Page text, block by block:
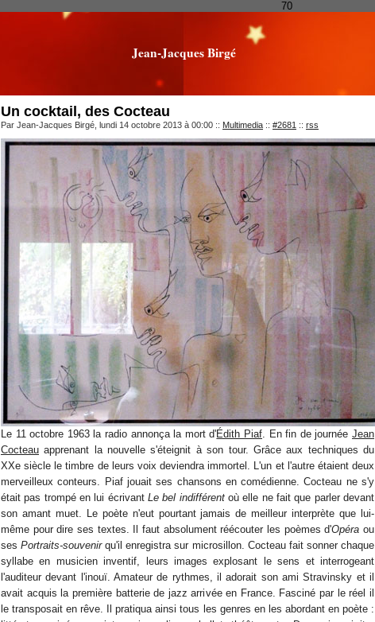
70
Jean-Jacques Birgé
Un cocktail, des Cocteau
Par Jean-Jacques Birgé, lundi 14 octobre 2013 à 00:00 :: Multimedia :: #2681 :: rss
Le 11 octobre 1963 la radio annonça la mort d'Édith Piaf . En fin de journéeJean
Cocteau apprenant la nouvelle s'éteignit à son tour. Grâce aux techniques du
XXe siècle le timbre de leurs voix deviendra immortel. L'un et l'autre étaient deux
merveilleux conteurs. Piaf jouait ses chansons en comédienne. Cocteau ne s'y
était pas trompé en lui écrivant Le bel indifférentoù elle ne fait que parler devant
son amant muet. Le poète n'eut pourtant jamais de meilleur interprète que lui-
même pour dire ses textes. Il faut absolument réécouter les poèmes d'Opéra ou
sesPortraits-souvenirqu'il enregistra sur microsillon. Cocteau fait sonner chaque
syllabe en musicien inventif, leurs images explosant le sens et interrogeant
l'auditeur devant l'inouï. Amateur de rythmes, il adorait son ami Stravinsky et il
avait acquis la première batterie de jazz arrivée en France. Fasciné par le réel il
le transposait en rêve. Il pratiqua ainsi tous les genres en les abordant en poète :